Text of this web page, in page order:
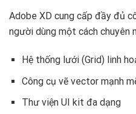
Adobe XD cung cấp đầy đủ
người dùng một cách chuyên
Hệ thống lưới (Grid) linh
Công cụ vẽ vector mạnh
Thư viện UI kit đa dạng